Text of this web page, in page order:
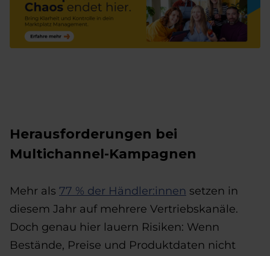
Herausforderungen bei
Multichannel-Kampagnen
Mehr als 77 % der Händler:innen setzen in
diesem Jahr auf mehrere Vertriebskanäle.
Doch genau hier lauern Risiken: Wenn
Bestände, Preise und Produktdaten nicht